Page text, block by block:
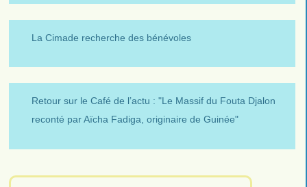
La Cimade recherche des bénévoles
Retour sur le Café de l’actu : "Le Massif du Fouta Djalon
reconté par Aïcha Fadiga, originaire de Guinée"